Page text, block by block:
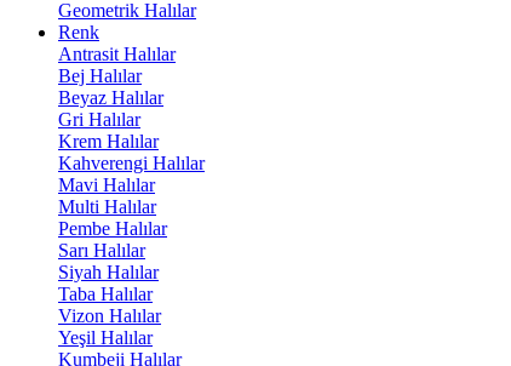
Geometrik Halılar
Renk
Antrasit Halılar
Bej Halılar
Beyaz Halılar
Gri Halılar
Krem Halılar
Kahverengi Halılar
Mavi Halılar
Multi Halılar
Pembe Halılar
Sarı Halılar
Siyah Halılar
Taba Halılar
Vizon Halılar
Yeşil Halılar
Kumbeji Halılar